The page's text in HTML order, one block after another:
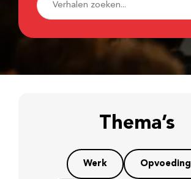
Thema’s
Werk Opvoeding